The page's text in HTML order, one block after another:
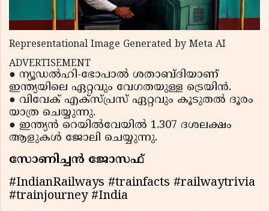
Representational Image Generated by Meta AI
ADVERTISEMENT
● ന്യൂഡൽഹി-ഭോപാൽ ശതാബ്ദിയാണ്
ഇന്ത്യയിലെ ഏറ്റവും വേഗതയുള്ള ട്രെയിൻ.
● വിവേക് എക്സ്പ്രസ് ഏറ്റവും കൂടുതൽ ദൂരം
യാത്ര ചെയ്യുന്നു.
● ഇന്ത്യൻ റെയിൽവേയിൽ 1.307 ദശലക്ഷം
ആളുകൾ ജോലി ചെയ്യുന്നു.
സോണിച്ചൻ ജോസഫ്
#IndianRailways #trainfacts #railwaytrivia
#trainjourney #India